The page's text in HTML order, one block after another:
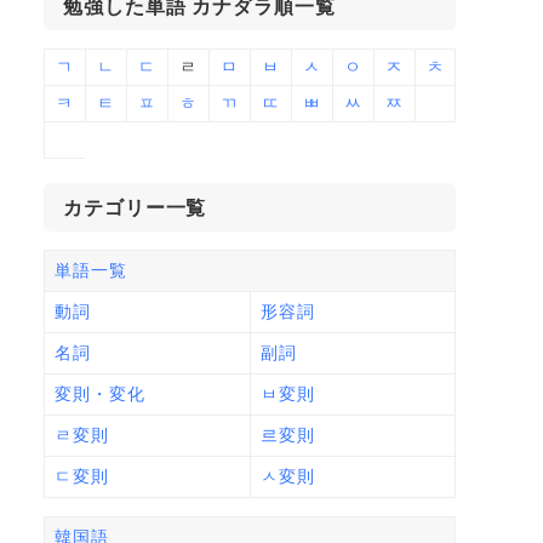
勉強した単語 カナダラ順一覧
ㄱ ㄴ ㄷ ㄹ ㅁ ㅂ ㅅ ㅇ ㅈ
ㅊ
ㅋ
ㅌ ㅍ ㅎ ㄲ ㄸ ㅃ ㅆ ㅉ
カテゴリー一覧
単語一覧
動詞 形容詞
名詞 副詞
変則・変化 ㅂ変則
ㄹ変則 르変則
ㄷ変則 ㅅ変則
韓国語